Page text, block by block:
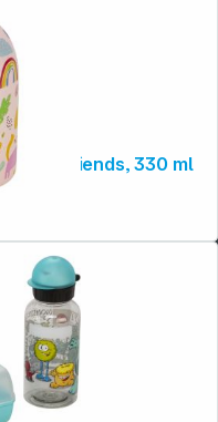
24Bottles Kids Insulated Bottle Magic Friends, 330 ml